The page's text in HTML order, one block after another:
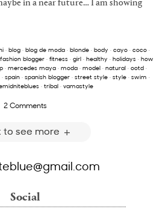
in a near future… I am showing
· blog· blog de moda· blonde· body· cayo· coco·
fashion blogger · fitness · girl · healthy · holidays · how
· mercedes maya · moda · model · natural · ootd ·
· spain· spanish blogger· street style· style· swim ·
· tribal · vamastyle
2 Comments
to see more
Social